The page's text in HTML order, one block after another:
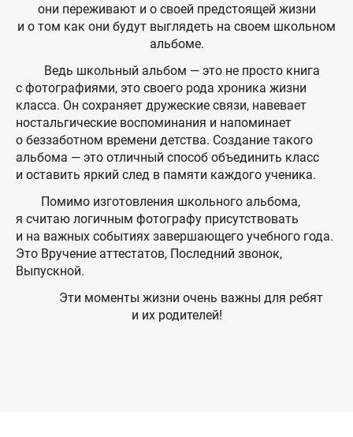
они переживают и о своей предстоящей жизни
и о том как они будут выглядеть на своем школьном
альбоме.
Ведь школьный альбом — это не просто книга
с фотографиями, это своего рода хроника жизни
класса. Он сохраняет дружеские связи, навевает
ностальгические воспоминания и напоминает
о беззаботном времени детства. Создание такого
альбома — это отличный способ объединить класс
и оставить яркий след в памяти каждого ученика.
Помимо изготовления школьного альбома,
я считаю логичным фотографу присутствовать
и на важных событиях завершающего учебного года.
Это Вручение аттестатов, Последний звонок,
Выпускной.
Эти моменты жизни очень важны для ребят
и их родителей!